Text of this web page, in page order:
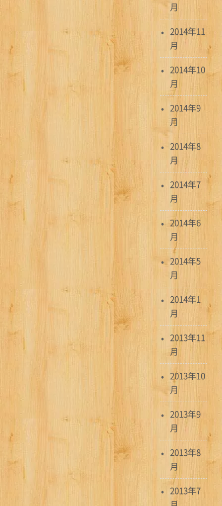
月
2014年11
月
2014年10
月
2014年9
月
2014年8
月
2014年7
月
2014年6
月
2014年5
月
2014年1
月
2013年11
月
2013年10
月
2013年9
月
2013年8
月
2013年7